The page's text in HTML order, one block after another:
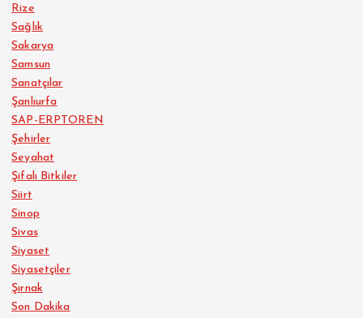
Rize
Sağlık
Sakarya
Samsun
Sanatçılar
Şanlıurfa
SAP-ERPTOREN
Şehirler
Seyahat
Şifalı Bitkiler
Siirt
Sinop
Sivas
Siyaset
Siyasetçiler
Şırnak
Son Dakika